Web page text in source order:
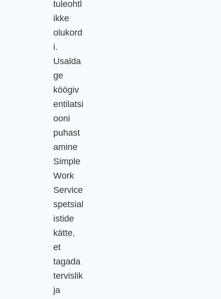
tuleohtl
ikke
olukord
i.
Usalda
ge
köögiv
entilatsi
ooni
puhast
amine
Simple
Work
Service
spetsial
istide
kätte,
et
tagada
tervislik
ja